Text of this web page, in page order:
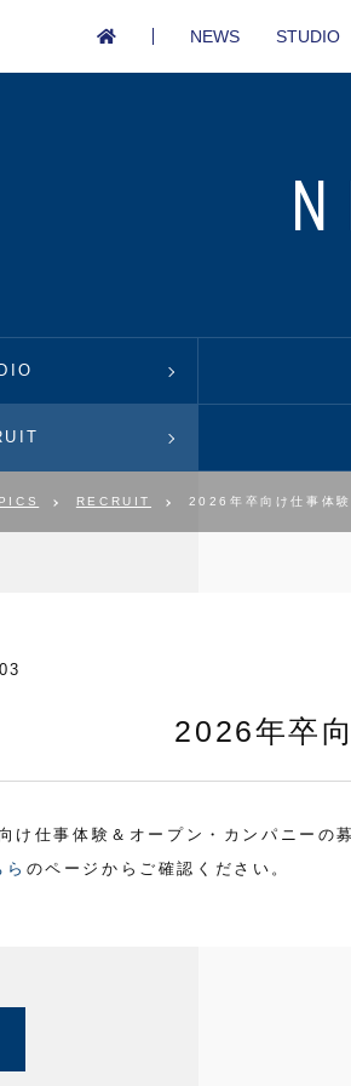
NEWS STUDIO
RECRUIT 2026年卒向け仕事体
2026年卒
け仕事体験＆オープン・カンパニーの
ら のページからご確認ください。